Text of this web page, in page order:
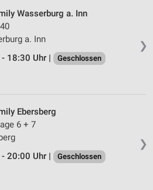
❯
Wasserburg a. Inn
a. Inn
18:30 Uhr |
Geschlossen
❯
Ebersberg
6 + 7
20:00 Uhr |
Geschlossen